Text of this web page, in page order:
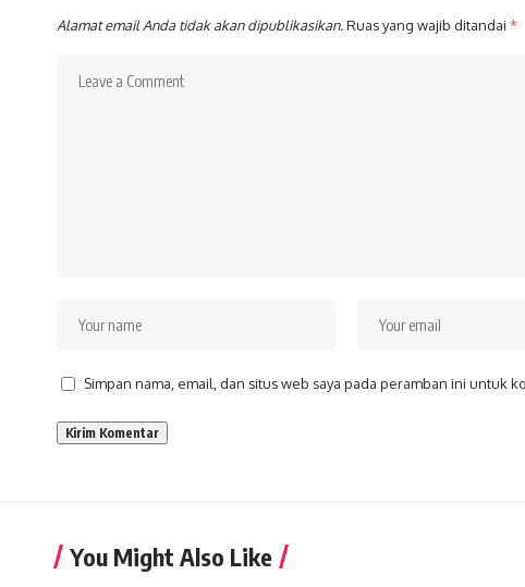
Alamat email Anda tidak akan dipublikasikan.Ruas yang wajib ditandai *
Simpan nama, email, dan situs web saya pada peramban ini untuk
You Might Also Like